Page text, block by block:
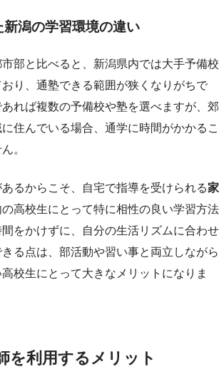
潟の学習環境の違い
部と比べると、新潟県内では大手予備校
り、通塾できる範囲が狭くなりがちで
れば複数の予備校や塾を選べますが、郊
住んでいる場合、通学に時間がかかるこ
。
るからこそ、自宅で指導を受けられる家
高校生にとって特に相性の良い学習方法
をかけずに、自分の生活リズムに合わせ
る点は、部活動や習い事と両立しながら
校生にとって大きなメリットになりま
を利用するメリット